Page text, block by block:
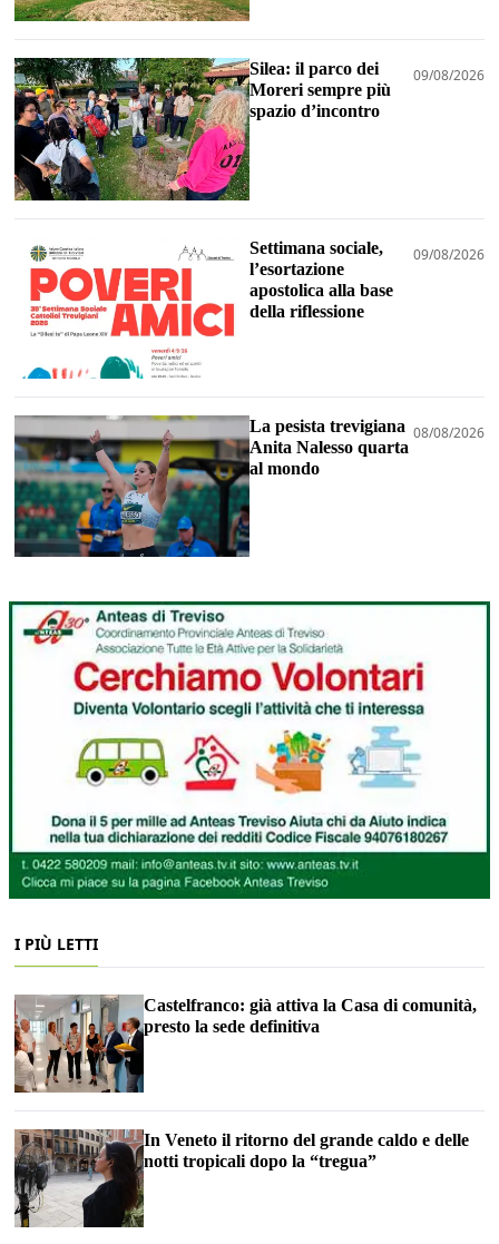
Silea: il parco dei
Moreri sempre più
spazio d’incontro
09/08/2026
Settimana sociale,
l’esortazione
apostolica alla base
della riflessione
09/08/2026
La pesista trevigiana
Anita Nalesso quarta
al mondo
08/08/2026
I PIÙ LETTI
Castelfranco: già attiva la Casa di comunità,
presto la sede definitiva
In Veneto il ritorno del grande caldo e delle
notti tropicali dopo la “tregua”